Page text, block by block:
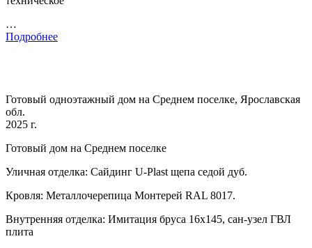
…
Подробнее
Готовый одноэтажный дом на Среднем поселке, Ярославская
обл.
2025 г.
Готовый дом на Среднем поселке
Уличная отделка: Сайдинг U-Plast щепа седой дуб.
Кровля: Металлочерепица Монтерей RAL 8017.
Внутренняя отделка: Имитация бруса 16х145, сан-узел ГВЛ
плита